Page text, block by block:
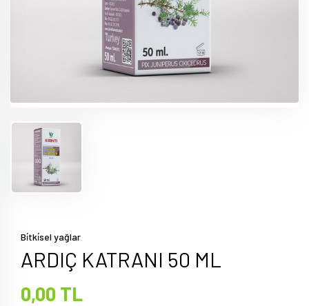
Bi̇tki̇sel yağlar
ARDIÇ KATRANI 50 ML
0,00 TL